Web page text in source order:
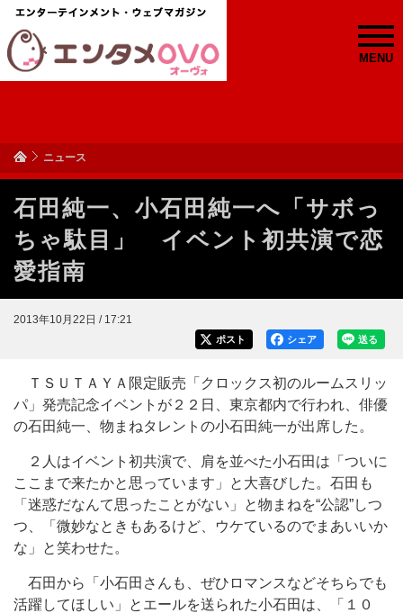
MENU
ニュース
石田純一、小石田純一へ「サボっ
ちゃ駄目」 イベント初共演で恋
愛指南
2013年10月22日 / 17:21
送る
シェア
ポスト
ＴＳＵＴＡＹＡ限定販売「クロックス初のルームスリッ
パ」発売記念イベントが２２日、東京都内で行われ、俳優
の石田純一、物まねタレントの小石田純一が出席した。
２人はイベント初共演で、肩を並べた小石田は「ついに
ここまで来たかと思っています」と大喜びした。石田も
「迷惑だなんて思ったことがない」と物まねを“公認”しつ
つ、「微妙なときもあるけど、ウケているのでまあいいか
な」と笑わせた。
石田から「小石田さんも、ぜひロマンスなどそちらでも
活躍してほしい」とエールを送られた小石田は、「１０